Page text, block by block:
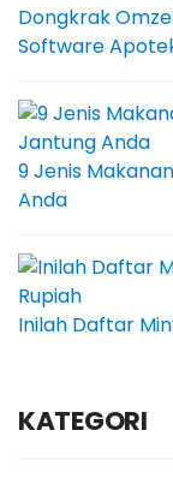
Dongkrak
Software
9 Jenis
Anda
Inilah Daftar
KATEGORI